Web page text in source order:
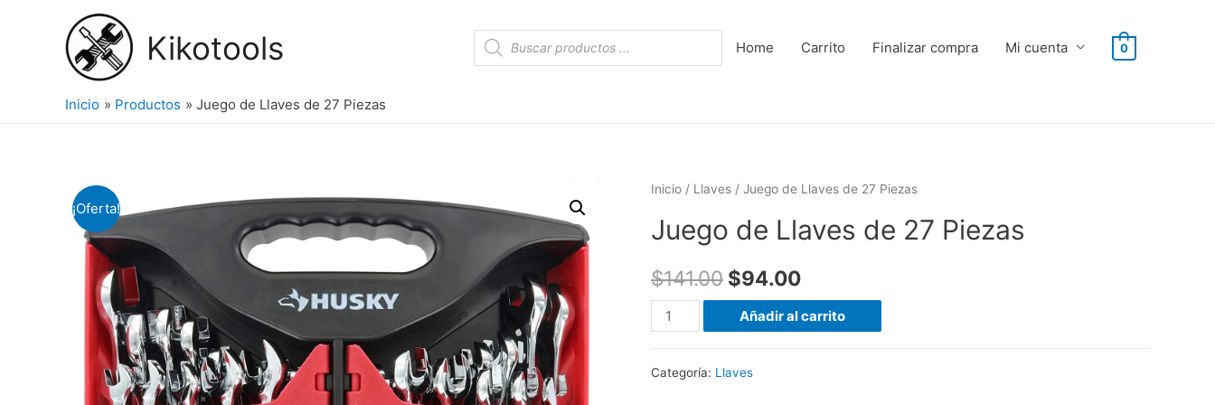
Kikotools Búsqueda
de
productos
Home Carrito Finalizar compra Mi cuenta 0
Inicio Productos Juego de Llaves de 27 Piezas
¡Oferta!
Inicio / Llaves / Juego de Llaves de 27 Piezas
Juego de Llaves de 27 Piezas
$141.00 $94.00
Juego
de
Añadir al carrito
Categoría: Llaves